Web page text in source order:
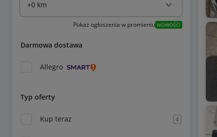
Pokaż ogłoszenia w promieniu NOWOŚĆ!
Darmowa dostawa
Allegro
Typ oferty
Kup teraz 4